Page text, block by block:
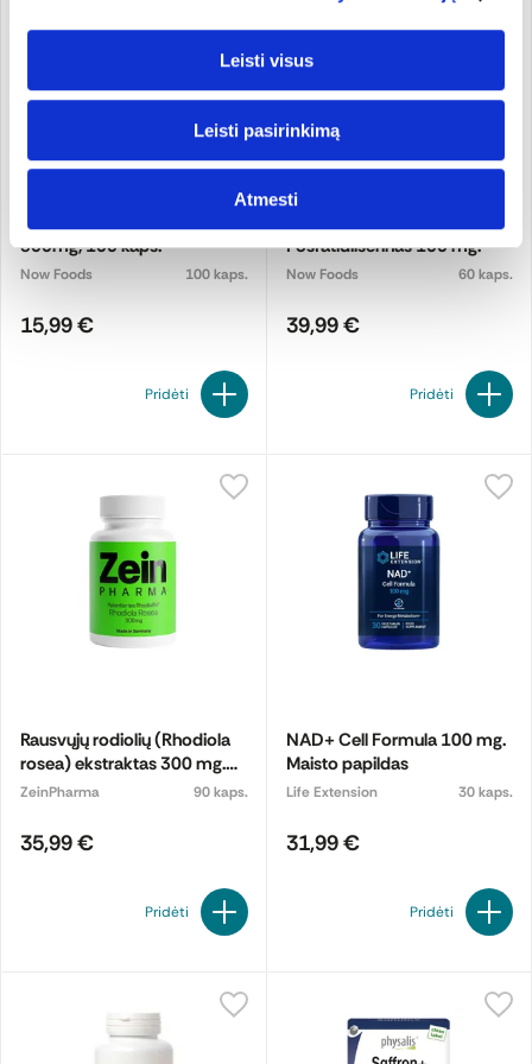
Leisti visus
Leisti pasirinkimą
Atmesti
Maisto papildas. GABA
500mg, 100 kaps.
Now Foods 100 kaps.
15,99 €
Pridėti
Fosfatidilserinas 100 mg.
Now Foods 60 kaps.
39,99 €
Pridėti
Rausvųjų rodiolių (Rhodiola
rosea) ekstraktas 300 mg.
Maisto papildas
ZeinPharma 90 kaps.
35,99 €
Pridėti
NAD+ Cell Formula 100 mg.
Maisto papildas
Life Extension 30 kaps.
31,99 €
Pridėti